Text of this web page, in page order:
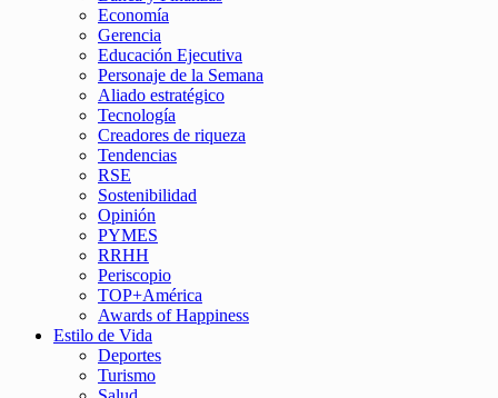
Economía
Gerencia
Educación Ejecutiva
Personaje de la Semana
Aliado estratégico
Tecnología
Creadores de riqueza
Tendencias
RSE
Sostenibilidad
Opinión
PYMES
RRHH
Periscopio
TOP+América
Awards of Happiness
Estilo de Vida
Deportes
Turismo